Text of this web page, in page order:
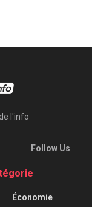
l'info
Follow Us
Économie